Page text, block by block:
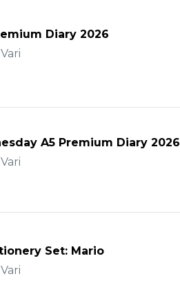
Diary 2026
A5 Premium Diary 2026
Set: Mario